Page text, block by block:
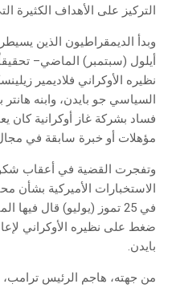
التركيز على الأهداف الكثيرة
أيلول (سبتمبر) الماضي–
نظيره الأوكراني فلاديمير
السياسي جو بايدن، وابنه
فساد بشركة غاز أوكرانية كان
مؤهلات أو خبرة سابقة في
وتفجرت القضية في أعقاب
الاستخبارات الأميركية بشأن
في 25 تموز (يوليو) قال
ضغط على نظيره الأوكراني
بايدن.
من جهته، هاجم الرئيس